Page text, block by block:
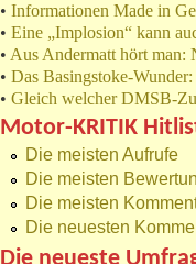
• Informationen Made in
• Eine „Implosion“ kann
• Aus Andermatt hört man:
• Das Basingstoke-
• Gleich welcher DMSB-
Motor-KRITIK
Die meisten Aufrufe
Die meisten
Die meisten
Die neuesten